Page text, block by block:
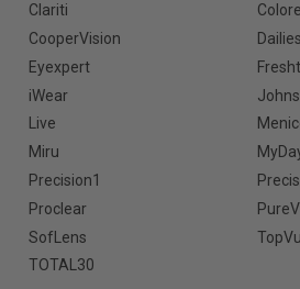
Clariti
CooperVision
Dailies
Eyexpert
iWear
Live
Miru
Precision1
Proclear
SofLens
TOTAL30